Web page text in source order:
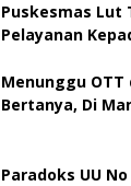
Puskesmas
Pelayanan
Menunggu OTT
Bertanya, Di
Paradoks UU